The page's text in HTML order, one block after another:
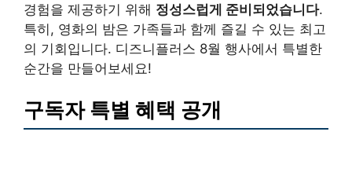
경험을 제공하기 위해 정성스럽게 준비되었습니다.
특히, 영화의 밤은 가족들과 함께 즐길 수 있는 최고
의 기회입니다. 디즈니플러스 8월 행사에서 특별한
순간을 만들어보세요!
구독자 특별 혜택 공개